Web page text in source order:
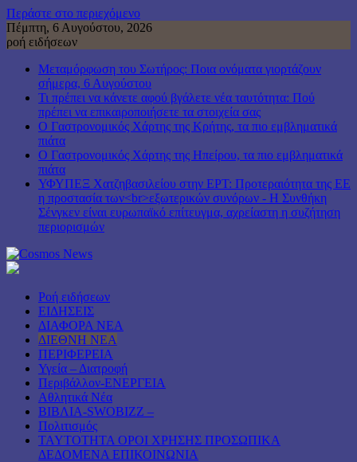
Περάστε στο περιεχόμενο
Πέμπτη, 6 Αυγούστου, 2026
ροή ειδήσεων
Μεταμόρφωση του Σωτήρος: Ποια ονόματα γιορτάζουν
σήμερα, 6 Αυγούστου
Τι πρέπει να κάνετε αφού βγάλετε νέα ταυτότητα: Πού
πρέπει να επικαιροποιήσετε τα στοιχεία σας
Ο Γαστρονομικός Χάρτης της Κρήτης, τα πιο εμβληματικά
πιάτα
Ο Γαστρονομικός Χάρτης της Ηπείρου, τα πιο εμβληματικά
πιάτα
ΥΦΥΠΕΞ Χατζηβασιλείου στην ΕΡΤ: Προτεραιότητα της ΕΕ
η προστασία των<br>εξωτερικών συνόρων - Η Συνθήκη
Σένγκεν είναι ευρωπαϊκό επίτευγμα, αχρείαστη η συζήτηση
περιορισμών
Ροή ειδήσεων
ΕΙΔΗΣΕΙΣ
ΔΙΑΦΟΡΑ ΝΕΑ
ΔΙΕΘΝΗ ΝΕΑ
ΠΕΡΙΦΕΡΕΙΑ
Υγεία – Διατροφή
Περιβάλλον-ΕΝΕΡΓΕΙΑ
Αθλητικά Νέα
ΒΙΒΛΙΑ-SWOBIZZ –
Πολιτισμός
TAYTOTHTA ΟΡΟΙ ΧΡΗΣΗΣ ΠΡΟΣΩΠΙΚΑ
ΔΕΔΟΜΕΝΑ ΕΠΙΚΟΙΝΩΝΙΑ